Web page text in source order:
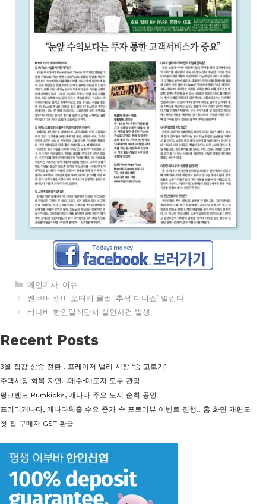
카
테
고
리
메인기사, 이슈
밴쿠버 캠비 로터리 클럽 ‘추석 디너쇼’ 열린다
버나비 한인일식당서 살인사건 발생
Recent Posts
3월 집값 상승 전환…프레이저 밸리 시장 ‘숨 고르기’
주택시장 회복 지연…매수•매도자 모두 관망
펑크밴드 Rumkicks, 캐나다 주요 도시 순회 공연
프리티캐나다, 캐나다워홀 수요 증가 속 포토리뷰 이벤트 진행…홈 화면 개편도
첫 집 구매자 GST 환급